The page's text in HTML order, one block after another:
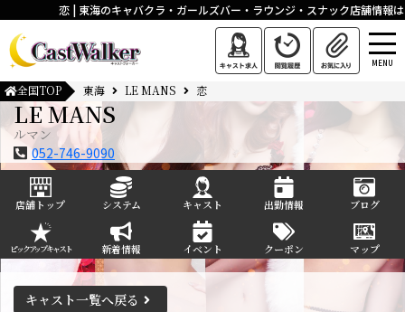
恋 | 東海のキャバクラ・ガールズバー・ラウンジ・スナック店舗情報は
MENU
全国TOP 東海 LE MANS 恋
LE MANS
ルマン
052-746-9090
店舗トップ システム キャスト 出勤情報 ブログ
ピックアップキャスト
新着情報 イベント クーポン マップ
キャスト一覧へ戻る